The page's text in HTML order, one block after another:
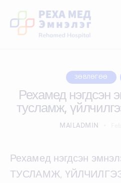
ЗӨВЛӨГӨӨ
Рехамед нэгдсэн
тусламж,
MAILADMIN
Рехамед нэгдсэн
ТУСЛАМЖ, ҮЙЛЧИЛГЭЭ-